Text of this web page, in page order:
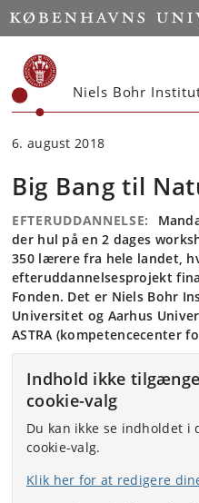
Start
Niels Bohr
6. august 2018
Big Bang til
EFTERUDDANNELSE:
der hul på en 2 dages
350 lærere fra hele landet,
efteruddannelsesprojekt
Fonden. Det er Niels Bohr
Universitet og Aarhus
ASTRA (kompetencecenter
Indhold ikke
cookie-valg
Du kan ikke se indholdet
cookie-valg.
Klik her for at redigere